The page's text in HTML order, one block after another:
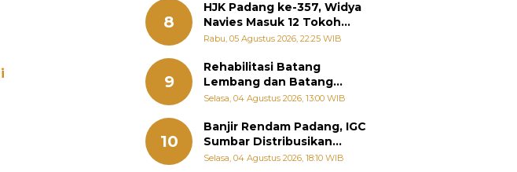
8
HJK Padang ke-357, Widya
Navies Masuk 12 Tokoh
Masyarakat Penerima
Padang
Rabu, 05 Agustus 2026, 22:25 WIB
9
Rehabilitasi Batang
Lembang dan Batang
Gawan Segera Dimulai, Zigo
Berjalan
Selasa, 04 Agustus 2026, 13:00 WIB
10
Banjir Rendam Padang, IGC
Sumbar Distribusikan
Ratusan Nasi Bungkus dan
Selasa, 04 Agustus 2026, 18:10 WIB